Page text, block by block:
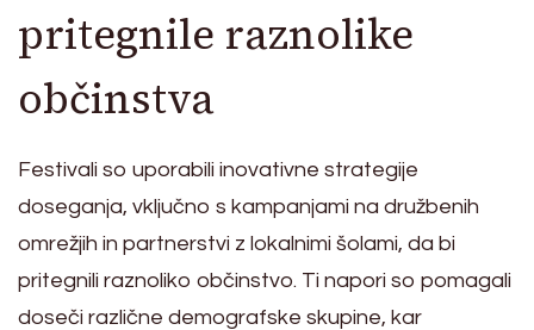
pritegnile raznolike
občinstva
Festivali so uporabili inovativne strategije
doseganja, vključno s kampanjami na družbenih
omrežjih in partnerstvi z lokalnimi šolami, da bi
pritegnili raznoliko občinstvo. Ti napori so pomagali
doseči različne demografske skupine, kar